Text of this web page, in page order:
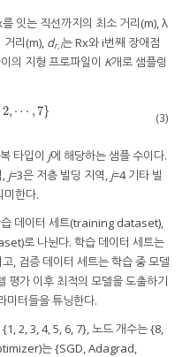
잇는 직선까지의 최소 거리(m), λ
거리(m), dr,i는 Rx와 i번째 장애점
의 지형 프로파일이 K개로 샘플링
2, ⋯ , 7}
,7} (3)
타입이 j에 해당하는 샘플 수이다.
, j=3은 저층 빌딩 지역, j=4 기타 빌
미한다.
습 데이터 세트(training dataset),
로 나뉜다. 학습 데이터 세트는
, 검증 데이터 세트는 학습 중 모델
가 이후 최적의 모델을 도출하기
미터들을 튜닝한다.
2, 3, 4, 5, 6, 7}, 노드 개수는 {8,
는 {SGD, Adagrad,